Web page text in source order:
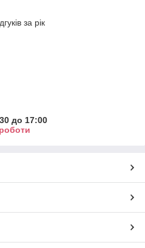
за рік
до 17:00